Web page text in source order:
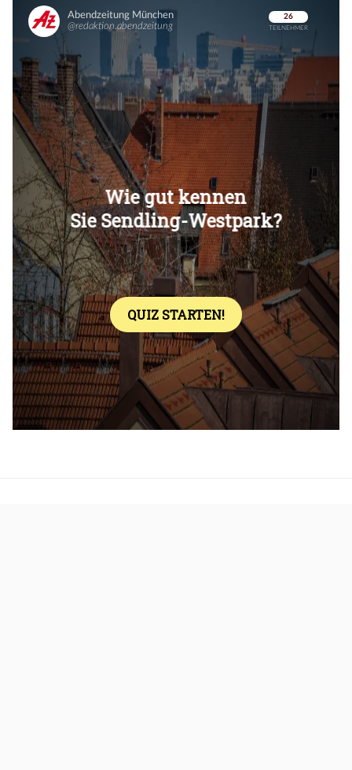
Überspringen
Überspringen